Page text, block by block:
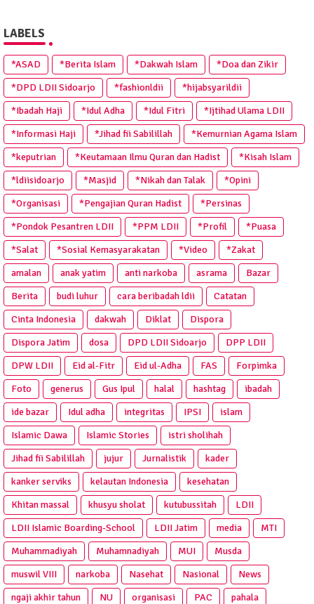
LABELS
*ASAD *Berita Islam *Dakwah Islam
*Doa dan Zikir
*DPD LDII Sidoarjo
*fashionldii
*hijabsyarildii
*Ibadah Haji
*Idul Adha *Idul Fitri
*Ijtihad Ulama LDII
*Informasi Haji
*Jihad fii Sabilillah
*Kemurnian Agama Islam
*keputrian
*Keutamaan Ilmu Quran dan Hadist
*Kisah Islam
*ldiisidoarjo
*Masjid *Nikah dan Talak
*Opini
*Organisasi
*Pengajian Quran Hadist
*Persinas
*Pondok Pesantren LDII
*PPM LDII *Profil
*Puasa
*Salat
*Sosial Kemasyarakatan *Video
*Zakat
amalan
anak yatim anti narkoba asrama
Bazar
Berita
budi luhur cara beribadah ldii
Catatan
Cinta Indonesia
dakwah Diklat
Dispora
Dispora Jatim
dosa DPD LDII Sidoarjo
DPP LDII
DPW LDII
Eid al-Fitr Eid ul-Adha FAS
Forpimka
Foto
generus Gus Ipul halal hashtag
ibadah
ide bazar
Idul adha integritas IPSI
islam
Islamic Dawa
Islamic Stories
istri sholihah
Jihad fii Sabilillah
jujur Jurnalistik
kader
kanker serviks
kelautan Indonesia
kesehatan
Khitan massal
khusyu sholat kutubussitah
LDII
LDII Islamic Boarding-School
LDII Jatim media
MTI
Muhammadiyah
Muhamnadiyah MUI
Musda
muswil VIII
narkoba Nasehat Nasional
News
ngaji akhir tahun
NU organisasi PAC
pahala